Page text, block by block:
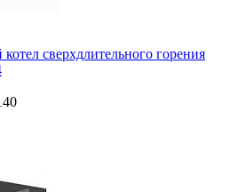
сверхдлительного горения